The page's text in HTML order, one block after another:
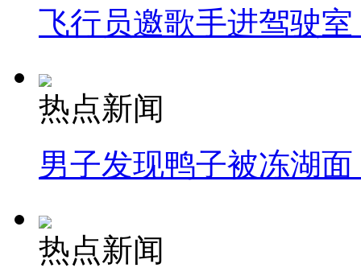
飞行员邀歌手进驾驶
热点新闻
男子发现鸭子被冻湖
热点新闻